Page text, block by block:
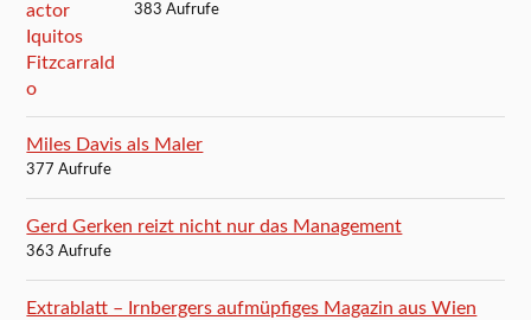
383 Aufrufe
Miles Davis als Maler
377 Aufrufe
Gerd Gerken reizt nicht nur das Management
363 Aufrufe
Extrablatt – Irnbergers aufmüpfiges Magazin aus Wien